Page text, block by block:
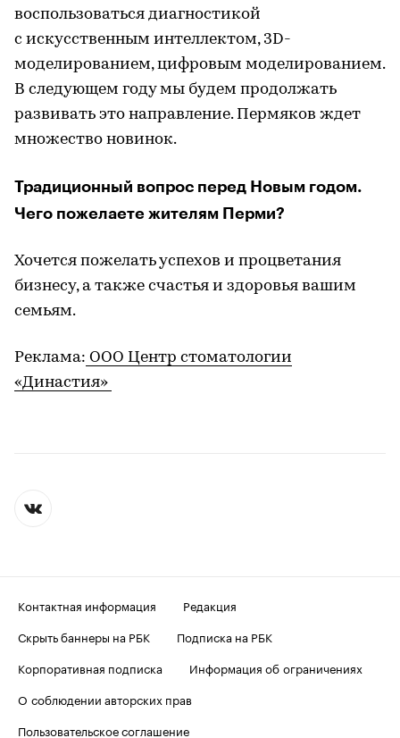
воспользоваться диагностикой
с искусственным интеллектом, 3D-
моделированием, цифровым моделированием.
В следующем году мы будем продолжать
развивать это направление. Пермяков ждет
множество новинок.
Традиционный вопрос перед Новым годом.
Чего пожелаете жителям Перми?
Хочется пожелать успехов и процветания
бизнесу, а также счастья и здоровья вашим
семьям.
Реклама: ООО Центр стоматологии
«Династия»
Контактная информация
Редакция
Скрыть баннеры на РБК
Подписка на РБК
Корпоративная подписка
Информация об ограничениях
О соблюдении авторских прав
Пользовательское соглашение